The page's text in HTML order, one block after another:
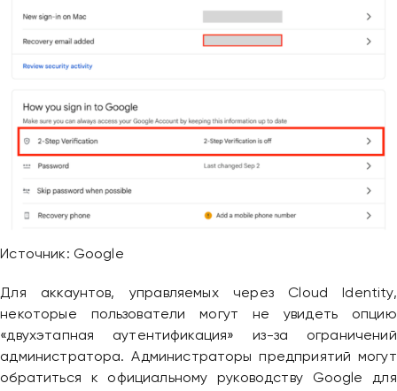
Источник: Google
Для аккаунтов, управляемых через Cloud Identity,
некоторые пользователи могут не увидеть опцию
«двухэтапная аутентификация» из-за ограничений
администратора. Администраторы предприятий могут
обратиться к официальному руководству Google для